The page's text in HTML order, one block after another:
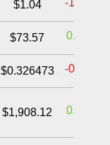
$1.04 -1.06%
$73.57 0.49%
$0.326473 -0.22%
$1,908.12 0.60%